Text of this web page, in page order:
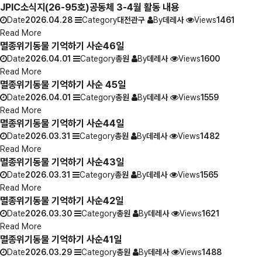
JPIC소식지(26-95호)공동체 3-4월 활동 내용
Date2026.04.28 Category대전관구 By데레사 Views1461
Read More
멸종위기동물 기억하기 사순46일
Date2026.04.01 Category총원 By데레사 Views1600
Read More
멸종위기동물 기억하기 사순 45일
Date2026.04.01 Category총원 By데레사 Views1559
Read More
멸종위기동물 기억하기 사순44일
Date2026.03.31 Category총원 By데레사 Views1482
Read More
멸종위기동물 기억하기 사순43일
Date2026.03.31 Category총원 By데레사 Views1565
Read More
멸종위기동물 기억하기 사순42일
Date2026.03.30 Category총원 By데레사 Views1621
Read More
멸종위기동물 기억하기 사순41일
Date2026.03.29 Category총원 By데레사 Views1488